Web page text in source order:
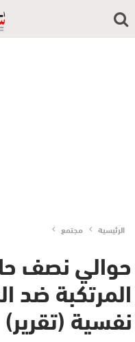
الرئيسية مجتمع
حوالي نصف
المرتكبة ضد
نفسية (تقرير)